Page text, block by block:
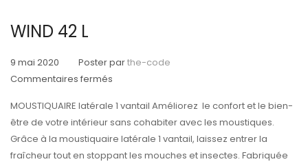
WIND 42 L
9 mai 2020 Poster parthe-code
Commentaires fermés
42
L
MOUSTIQUAIRE latérale 1 vantail Améliorez le confort et le bien-
être de votre intérieur sans cohabiter avec les moustiques.
Grâce à la moustiquaire latérale 1 vantail, laissez entrer la
fraîcheur tout en stoppant les mouches et insectes. Fabriquée